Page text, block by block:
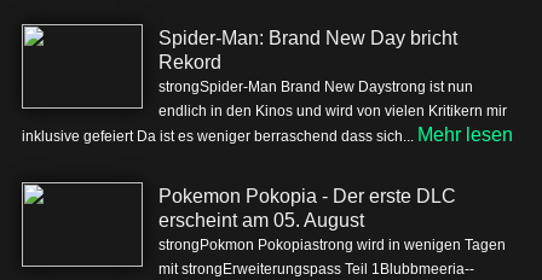
Spider-Man: Brand New Day bricht
Rekord
strongSpider-Man Brand New Daystrong ist nun
endlich in den Kinos und wird von vielen Kritikern mir
inklusive gefeiert Da ist es weniger berraschend dass sich... Mehr lesen
Pokemon Pokopia - Der erste DLC
erscheint am 05. August
strongPokmon Pokopiastrong wird in wenigen Tagen
mit strongErweiterungspass Teil 1Blubbmeeria--